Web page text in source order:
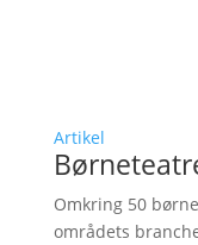
Artikel
Omkring 50
områdets